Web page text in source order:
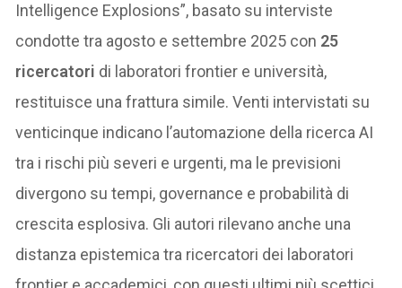
Intelligence Explosions”, basato su interviste
condotte tra agosto e settembre 2025 con 25
ricercatori di laboratori frontier e università,
restituisce una frattura simile. Venti intervistati su
venticinque indicano l’automazione della ricerca AI
tra i rischi più severi e urgenti, ma le previsioni
divergono su tempi, governance e probabilità di
crescita esplosiva. Gli autori rilevano anche una
distanza epistemica tra ricercatori dei laboratori